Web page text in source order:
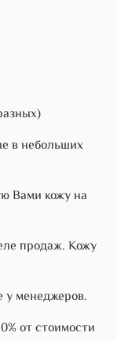
в небольших
Вами кожу на
продаж. Кожу
у менеджеров.
от стоимости